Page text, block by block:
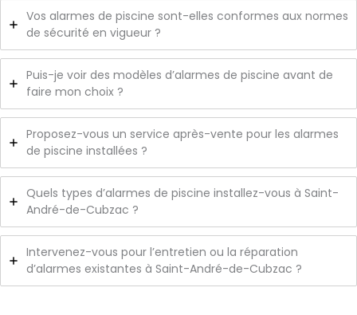
Vos alarmes de piscine sont-elles conformes aux normes
de sécurité en vigueur ?
Puis-je voir des modèles d’alarmes de piscine avant de
faire mon choix ?
Proposez-vous un service après-vente pour les alarmes
de piscine installées ?
Quels types d’alarmes de piscine installez-vous à Saint-
André-de-Cubzac ?
Intervenez-vous pour l’entretien ou la réparation
d’alarmes existantes à Saint-André-de-Cubzac ?